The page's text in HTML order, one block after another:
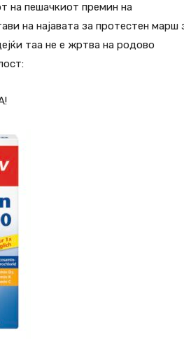
на пешачкиот премин на
на најавата за протестен марш
таа не е жртва на родово